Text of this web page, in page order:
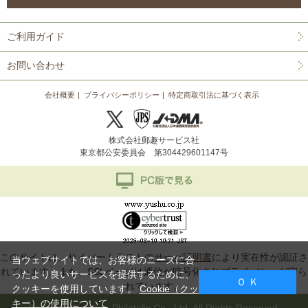
ご利用ガイド
お問い合わせ
会社概要 プライバシーポリシー 特定商取引法に基づく表示
株式会社郵趣サービス社
東京都公安委員会 第304429601147号
このサイトは、サイバートラストのサーバ証明書により実在性が認証さ
れています。また、SSLページは通信が暗号化されプライバシーが守ら
れています。
当ウェブサイトでは、お客様のニーズに合
ったより良いサービスを提供するために、
クッキーを使用しています。Cookie（クッ
キー）の使用について
Ｏ Ｋ